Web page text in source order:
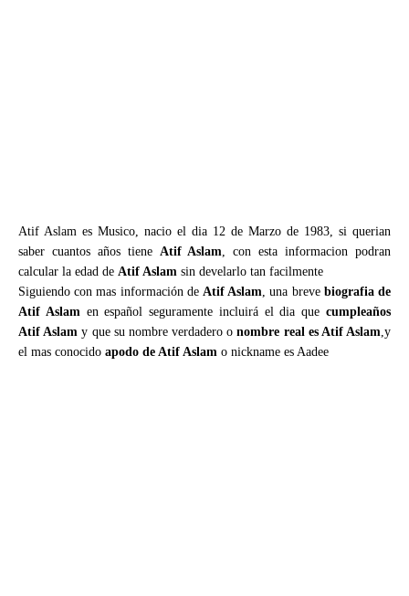
Atif Aslam es Musico, nacio el dia 12 de Marzo de 1983, si querian
saber cuantos años tiene Atif Aslam, con esta informacion podran
calcular la edad de Atif Aslam sin develarlo tan facilmente
Siguiendo con mas información de Atif Aslam, una breve biografia de
Atif Aslamen español seguramente incluirá el dia quecumpleaños
Atif Aslam y que su nombre verdadero onombre real es Atif Aslam,y
el mas conocido apodo de Atif Aslam o nickname es Aadee